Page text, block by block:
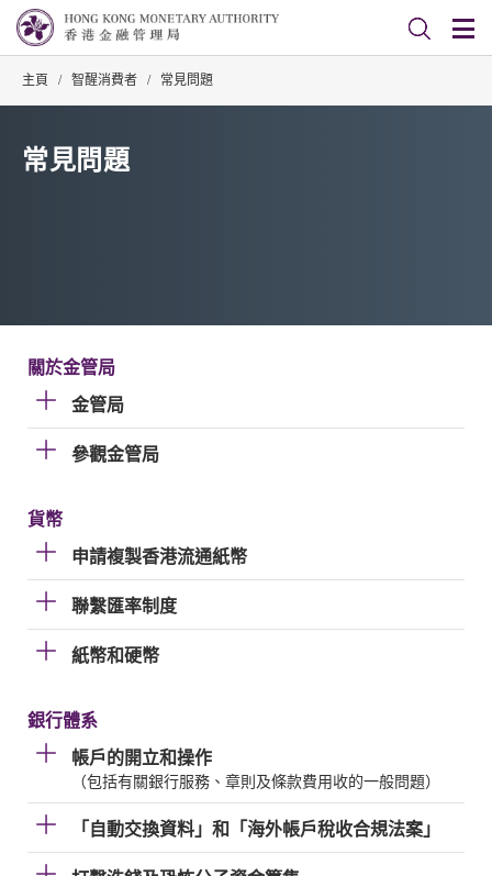
主頁 / 智醒消費者 / 常見問題
常見問題
關於金管局
金管局
參觀金管局
貨幣
申請複製香港流通紙幣
聯繫匯率制度
紙幣和硬幣
銀行體系
帳戶的開立和操作
（包括有關銀行服務、章則及條款費用收的一般問題）
「自動交換資料」和「海外帳戶稅收合規法案」